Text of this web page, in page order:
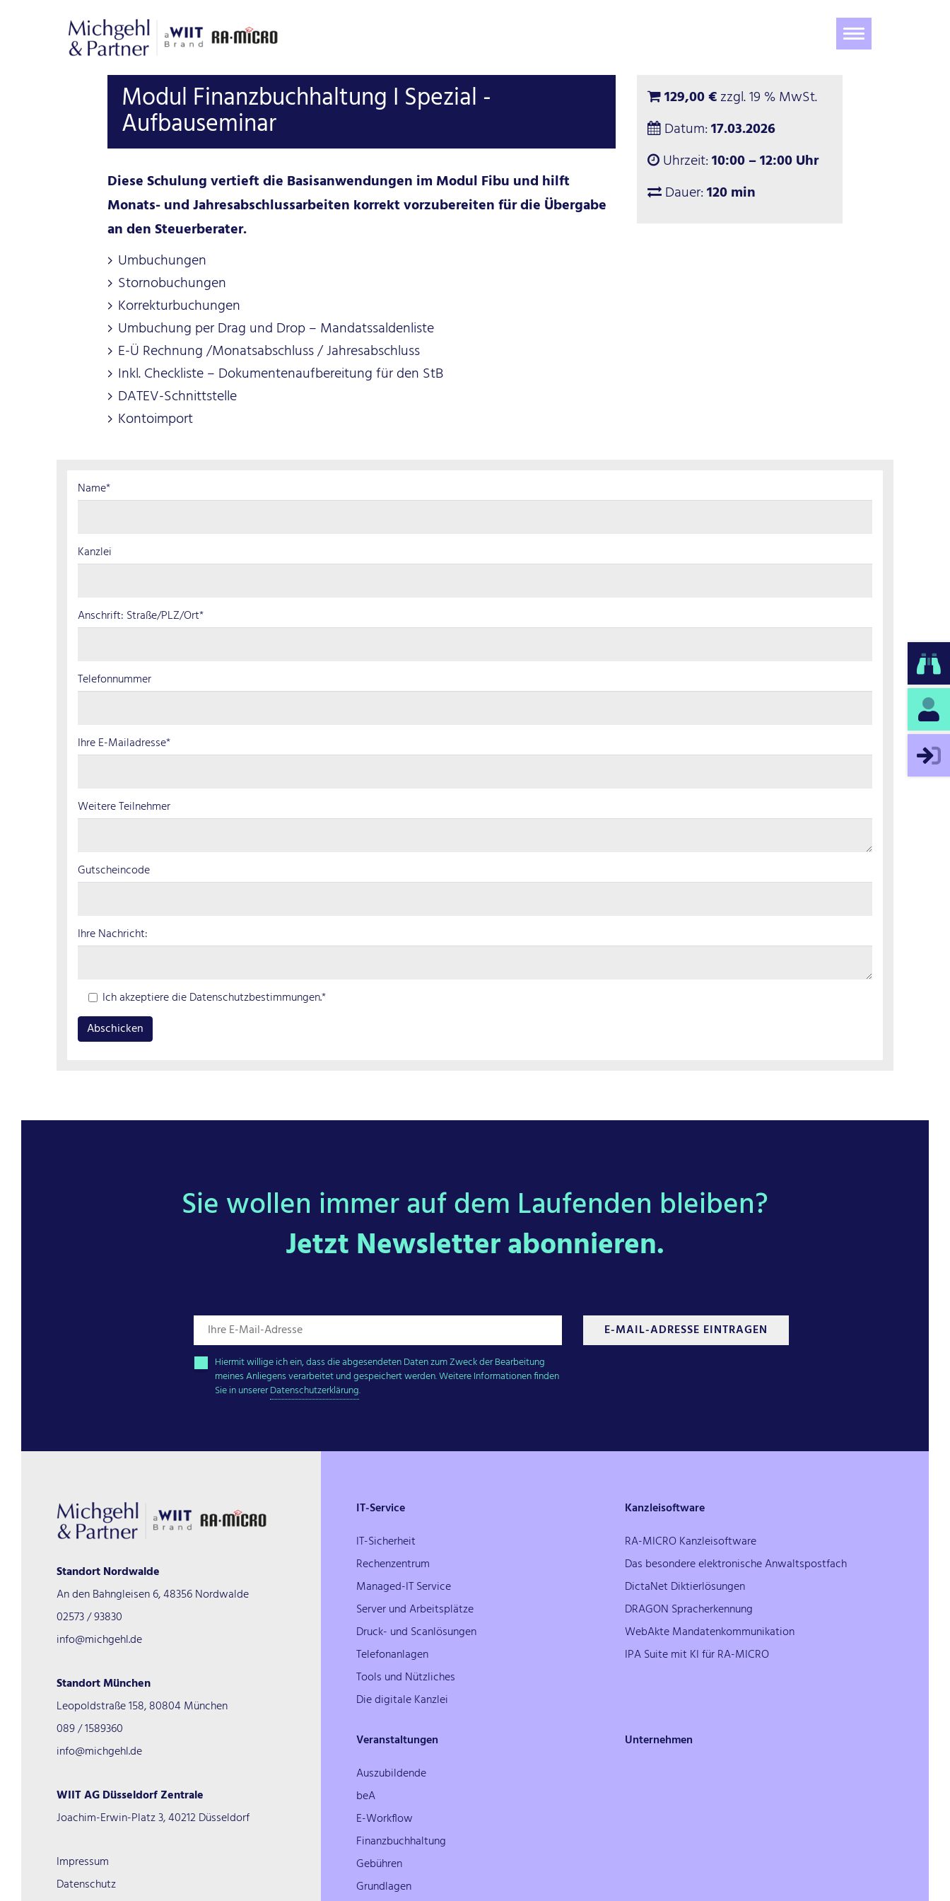
Navigation
ein-/ausblenden
Modul Finanzbuchhaltung I Spezial -
Aufbauseminar
Diese Schulung vertieft die Basisanwendungen im Modul Fibu und hilft
Monats- und Jahresabschlussarbeiten korrekt vorzubereiten für die Übergabe
an den Steuerberater.
Umbuchungen
Stornobuchungen
Korrekturbuchungen
Umbuchung per Drag und Drop – Mandatssaldenliste
E-Ü Rechnung /Monatsabschluss / Jahresabschluss
Inkl. Checkliste – Dokumentenaufbereitung für den StB
DATEV-Schnittstelle
Kontoimport
129,00 €zzgl. 19 % MwSt.
Datum:17.03.2026
Uhrzeit:10:00 – 12:00 Uhr
Dauer:120 min
Name*
Kanzlei
Anschrift: Straße/PLZ/Ort*
Telefonnummer
Ihre E-Mailadresse*
Weitere Teilnehmer
Gutscheincode
Ihre Nachricht:
Ich akzeptiere die Datenschutzbestimmungen.*
Sie wollen immer auf dem Laufenden bleiben?
Jetzt Newsletter abonnieren.
Hiermit willige ich ein, dass die abgesendeten Daten zum Zweck der Bearbeitung
meines Anliegens verarbeitet und gespeichert werden. Weitere Informationen finden
Sie in unsererDatenschutzerklärung.
E-MAIL-ADRESSE EINTRAGEN
Standort Nordwalde
An den Bahngleisen 6, 48356 Nordwalde
02573 / 93830
info@michgehl.de
Standort München
Leopoldstraße 158, 80804 München
089 / 1589360
info@michgehl.de
WIIT AG Düsseldorf Zentrale
Joachim-Erwin-Platz 3, 40212 Düsseldorf
Impressum
Datenschutz
IT-Service
IT-Sicherheit
Rechenzentrum
Managed-IT Service
Server und Arbeitsplätze
Druck- und Scanlösungen
Telefonanlagen
Tools und Nützliches
Die digitale Kanzlei
Kanzleisoftware
RA-MICRO Kanzleisoftware
Das besondere elektronische Anwaltspostfach
DictaNet Diktierlösungen
DRAGON Spracherkennung
WebAkte Mandatenkommunikation
IPA Suite mit KI für RA-MICRO
Veranstaltungen
Auszubildende
beA
E-Workflow
Finanzbuchhaltung
Gebühren
Grundlagen
Unternehmen